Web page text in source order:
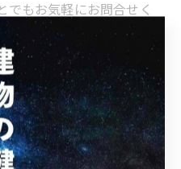
でもお気軽にお問合せく
・工場などあらゆる建物の
・板金工事を行っている